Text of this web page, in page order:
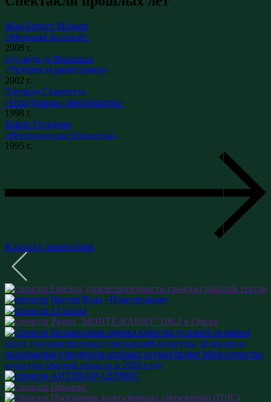
Жан-Батист Мольер
«Мнимый больной»
2008 г.
Эдуардо де Филиппо
«Человек и джентльмен»
2002 г.
Эдуардо Скарпетта
«Голодранцы- аристократы»
1998 г.
Карло Гольдони
«Венецианские близнецы»
1995 г.
К списку режиссёров